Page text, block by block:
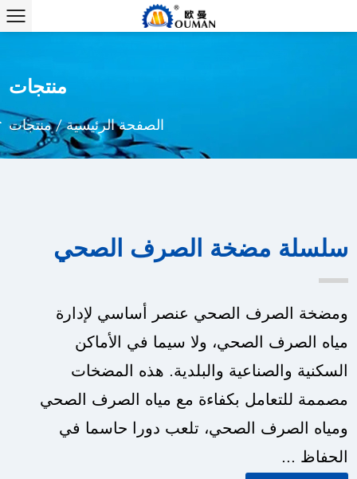
منتجات
الصفحة الرئيسية/منتجات
سلسلة مضخة الصرف الصحي
ومضخة الصرف الصحي عنصر أساسي لإدارة
مياه الصرف الصحي، ولا سيما في الأماكن
السكنية والصناعية والبلدية. هذه المضخات
مصممة للتعامل بكفاءة مع مياه الصرف الصحي
ومياه الصرف الصحي، تلعب دورا حاسما في
الحفاظ ...